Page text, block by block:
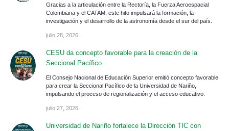
Gracias a la articulación entre la Rectoría, la Fuerza Aeroespacial
Colombiana y el CATAM, este hito impulsará la formación, la
investigación y el desarrollo de la astronomía desde el sur del país.
julio 28, 2026
CESU da concepto favorable para la creación de la
Seccional Pacífico
El Consejo Nacional de Educación Superior emitió concepto favorable
para crear la Seccional Pacífico de la Universidad de Nariño,
impulsando el proceso de regionalización y el acceso educativo.
julio 27, 2026
Universidad de Nariño fortalece la Dirección TIC con